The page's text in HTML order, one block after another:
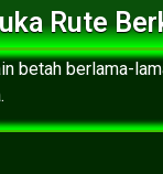
Rute
betah berlama-